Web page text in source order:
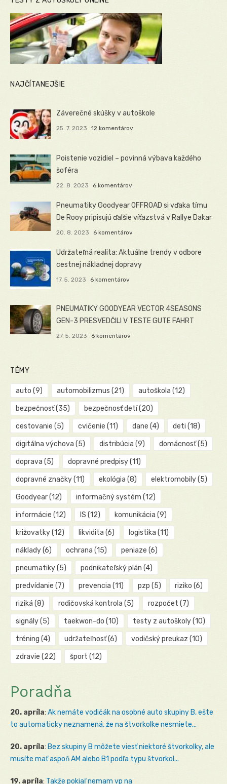
NAJČÍTANEJŠIE
Záverečné skúšky v autoškole
25. 7. 2023 12 komentárov
Poistenie vozidiel – povinná výbava každého
šoféra
22. 8. 2023 6 komentárov
Pneumatiky Goodyear OFFROAD si vďaka tímu
De Rooy pripisujú ďalšie víťazstvá v Rallye Dakar
20. 8. 2023 6 komentárov
Udržateľná realita: Aktuálne trendy v odbore
cestnej nákladnej dopravy
17. 5. 2023 6 komentárov
PNEUMATIKY GOODYEAR VECTOR 4SEASONS
GEN-3 PRESVEDČILI V TESTE GUTE FAHRT
27. 5. 2023 6 komentárov
TÉMY
auto (9) automobilizmus (21) autoškola (12)
bezpečnosť(35) bezpečnosť detí(20)
cestovanie (5) cvičenie (11) dane (4) deti (18)
digitálna výchova (5) distribúcia (9) domácnosť(5)
doprava (5) dopravné predpisy(11)
dopravné značky(11) ekológia (8) elektromobily(5)
Goodyear(12) informačný systém (12)
informácie (12) IS (12) komunikácia (9)
križovatky(12) likvidita (6) logistika (11)
náklady(6) ochrana (15) peniaze (6)
pneumatiky(5) podnikateľský plán (4)
predvídanie (7) prevencia (11) pzp (5) riziko (6)
riziká (8) rodičovská kontrola (5) rozpočet (7)
signály(5) taekwon-do (10) testy z autoškoly(10)
tréning (4) udržateľnosť(6) vodičský preukaz (10)
zdravie (22) šport (12)
Poradňa
20. apríla: Ak nemáte vodičák na osobné auto skupiny B, ešte
to automaticky neznamená, že na štvorkolke nesmiete...
20. apríla: Bez skupiny B môžete viesť niektoré štvorkolky, ale
musíte mať aspoň AM alebo B1 podľa typu štvorkol...
19. apríla: Takže pokiaľ nemam vp na